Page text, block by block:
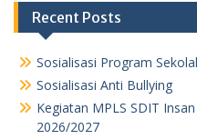
Recent Posts
Sosialisasi Program
Sosialisasi Anti Bullying
Kegiatan MPLS SDIT
2026/2027